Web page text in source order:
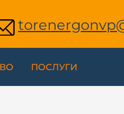
ПОСЛУГИ